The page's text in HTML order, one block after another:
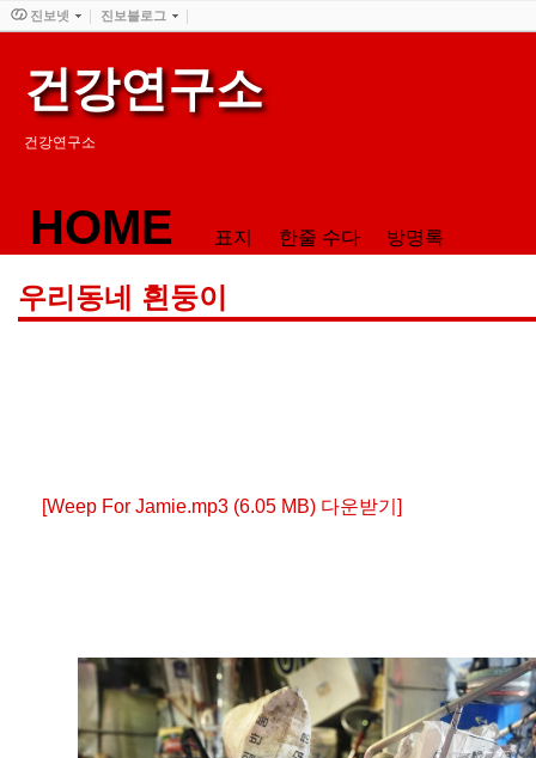
건강연구소
건강연구소
HOME 표지 한줄 수다 방명록
우리동네 흰둥이
[Weep For Jamie.mp3 (6.05 MB) 다운받기]
진보넷 진보블로그